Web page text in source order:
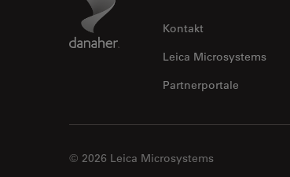
Kontakt
Leica Microsystems
Partnerportale
© 2026 Leica Microsystems